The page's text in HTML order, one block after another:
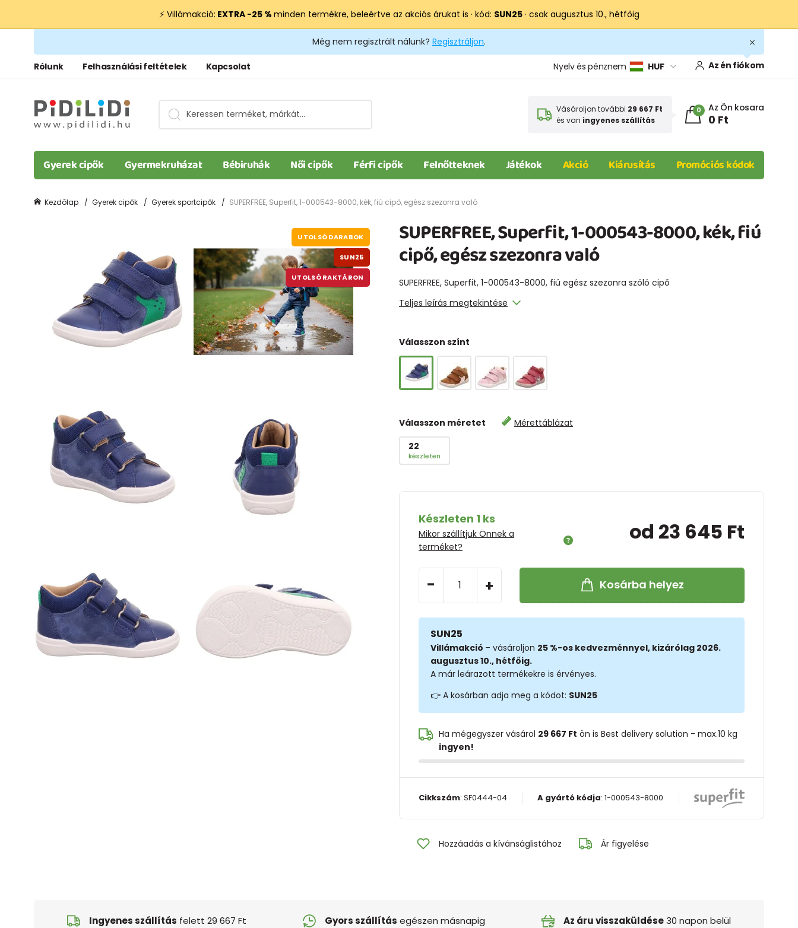
⚡ Villámakció: EXTRA −25 % minden termékre, beleértve az akciós árukat is · kód: SUN25· csak augusztus 10., hétfőig
Még nem regisztrált nálunk? Regisztráljon.
Rólunk Felhasználási feltételek Kapcsolat Nyelv és pénznem HUF Az én fiókom
Vásároljon további 29 667 Ft
és van ingyenes szállítás
0 Az Ön kosara
0 Ft
Gyerek cipők Gyermekruházat Bébiruhák Női cipők Férfi cipők Felnőtteknek Játékok Akció Kiárusítás Promóciós kódok
Kezdõlap Gyerek cipők Gyerek sportcipők SUPERFREE, Superfit, 1-000543-8000, kék, fiú cipő, egész szezonra való
SUPERFREE, Superfit, 1-000543-8000, kék, fiú
cipő, egész szezonra való
SUPERFREE, Superfit, 1-000543-8000, fiú egész szezonra szóló cipő
Teljes leírás megtekintése
Válasszon színt
Válasszon méretet
Mérettáblázat
22
készleten
Készleten 1 ks
Mikor szállítjuk Önnek a
terméket?
od 23 645 Ft
- + Kosárba helyez
SUN25
Villámakció – vásároljon 25 %-os kedvezménnyel, kizárólag 2026.
augusztus 10., hétfőig.
A már leárazott termékekre is érvényes.
👉 A kosárban adja meg a kódot: SUN25
Ha mégegyszer vásárol 29 667 Ft ön is Best delivery solution - max.10 kg
ingyen!
Cikkszám: SF0444-04 A gyártó kódja:1-000543-8000
Hozzáadás a kívánságlistához Ár figyelése
UTOLSÓ DARABOK
SUN25
UTOLSÓ RAKTÁRON
Ingyenes szállítás felett 29 667 Ft Gyors szállítás egészen másnapig Az áru visszaküldése30 napon belül